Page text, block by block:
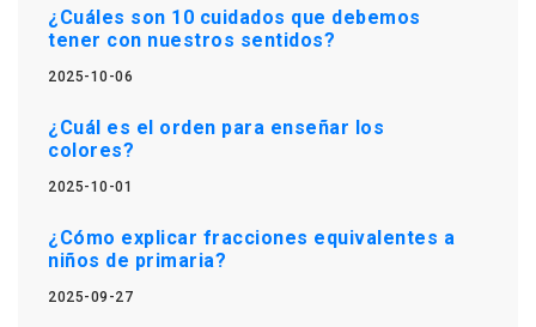
¿Cuáles son 10 cuidados que debemos
tener con nuestros sentidos?
2025-10-06
¿Cuál es el orden para enseñar los
colores?
2025-10-01
¿Cómo explicar fracciones equivalentes a
niños de primaria?
2025-09-27